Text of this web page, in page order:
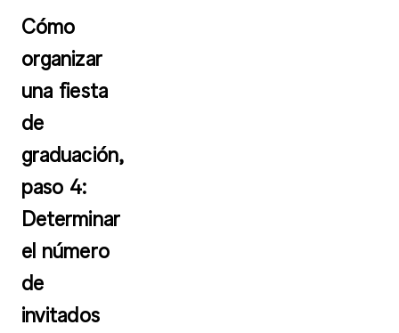
Cómo
organizar
una fiesta
de
graduación,
paso 4:
Determinar
el número
de
invitados